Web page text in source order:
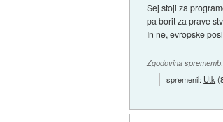
Sej stoji za
pa borit za prave
In ne, evropske
Zgodovina
spremenil: Utk (